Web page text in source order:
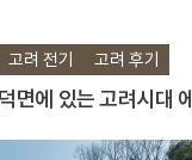
학교
고려 전기 고려 후기
면에 있는 고려시대